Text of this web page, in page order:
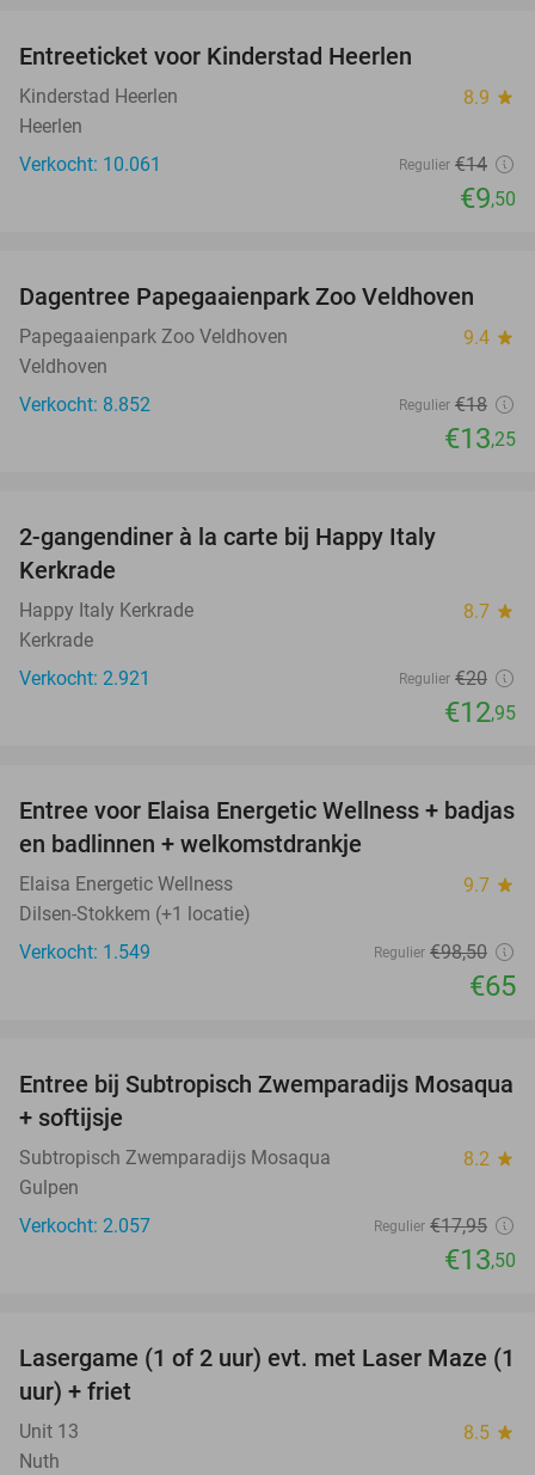
Entreeticket voor Kinderstad Heerlen
Kinderstad Heerlen 8.9 star
Heerlen
Verkocht: 10.061
Regulier €14
€9,50
26%
Dagentree Papegaaienpark Zoo Veldhoven
Papegaaienpark Zoo Veldhoven 9.4 star
Veldhoven
Verkocht: 8.852
Regulier €18
€13,25
2-gangendiner à la carte bij Happy Italy
Kerkrade
Happy Italy Kerkrade 8.7 star
Kerkrade
Verkocht: 2.921
Regulier €20
€12,95
34%
Entree voor Elaisa Energetic Wellness + badjas
en badlinnen + welkomstdrankje
Elaisa Energetic Wellness 9.7 star
Dilsen-Stokkem (+1 locatie)
Verkocht: 1.549
Regulier €98,50
€65
25%
Entree bij Subtropisch Zwemparadijs Mosaqua
+ softijsje
Subtropisch Zwemparadijs Mosaqua 8.2 star
Gulpen
Verkocht: 2.057
Regulier €17,95
€13,50
22%
Lasergame (1 of 2 uur) evt. met Laser Maze (1
uur) + friet
Unit 13 8.5 star
Nuth